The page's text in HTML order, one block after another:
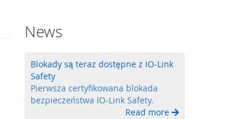
News
Blokady są teraz dostępne z IO-Link
Safety
Pierwsza certyfikowana blokada
bezpieczeństwa IO-Link Safety.
Read more